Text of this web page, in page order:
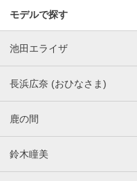
モデルで探す
池田エライザ
長浜広奈 (おひなさま)
鹿の間
鈴木瞳美